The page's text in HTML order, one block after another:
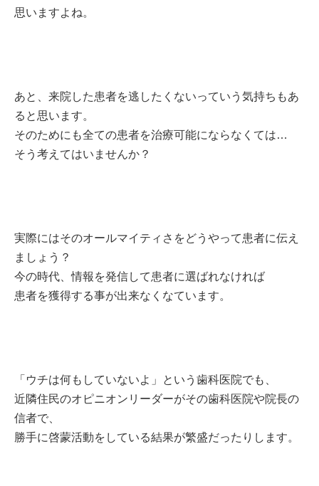
思いますよね。
あと、来院した患者を逃したくないっていう気持ちもあ
ると思います。
そのためにも全ての患者を治療可能にならなくては…
そう考えてはいませんか？
実際にはそのオールマイティさをどうやって患者に伝え
ましょう？
今の時代、情報を発信して患者に選ばれなければ
患者を獲得する事が出来なくなています。
「ウチは何もしていないよ」という歯科医院でも、
近隣住民のオピニオンリーダーがその歯科医院や院長の
信者で、
勝手に啓蒙活動をしている結果が繁盛だったりします。